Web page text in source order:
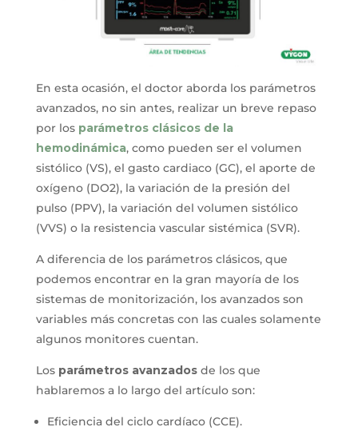
En esta ocasión, el doctor aborda los parámetros
avanzados, no sin antes, realizar un breve repaso
por los parámetros clásicos de la
hemodinámica, como pueden ser el volumen
sistólico (VS), el gasto cardiaco (GC), el aporte de
oxígeno (DO2), la variación de la presión del
pulso (PPV), la variación del volumen sistólico
(VVS) o la resistencia vascular sistémica (SVR).
A diferencia de los parámetros clásicos, que
podemos encontrar en la gran mayoría de los
sistemas de monitorización, los avanzados son
variables más concretas con las cuales solamente
algunos monitores cuentan.
Los parámetros avanzadosde los que
hablaremos a lo largo del artículo son:
Eficiencia del ciclo cardíaco (CCE).